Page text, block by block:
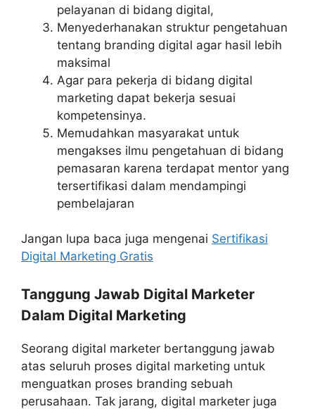
pelayanan di bidang digital,
Menyederhanakan struktur pengetahuan
tentang branding digital agar hasil lebih
maksimal
Agar para pekerja di bidang digital
marketing dapat bekerja sesuai
kompetensinya.
Memudahkan masyarakat untuk
mengakses ilmu pengetahuan di bidang
pemasaran karena terdapat mentor yang
tersertifikasi dalam mendampingi
pembelajaran
Jangan lupa baca juga mengenai Sertifikasi
Digital Marketing Gratis
Tanggung Jawab Digital Marketer
Dalam Digital Marketing
Seorang digital marketer bertanggung jawab
atas seluruh proses digital marketing untuk
menguatkan proses branding sebuah
perusahaan. Tak jarang, digital marketer juga